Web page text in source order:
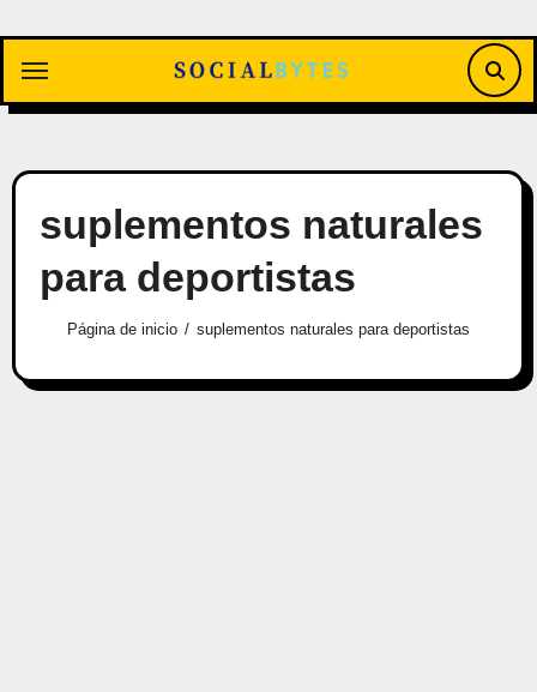
contenido
suplementos naturales
para deportistas
Página de inicio suplementos naturales para deportistas